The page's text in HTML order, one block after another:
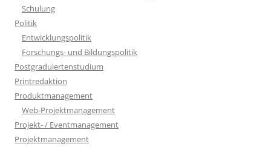
Schulung
Politik
Entwicklungspolitik
Forschungs- und Bildungspolitik
Postgraduiertenstudium
Printredaktion
Produktmanagement
Web-Projektmanagement
Projekt- / Eventmanagement
Projektmanagement